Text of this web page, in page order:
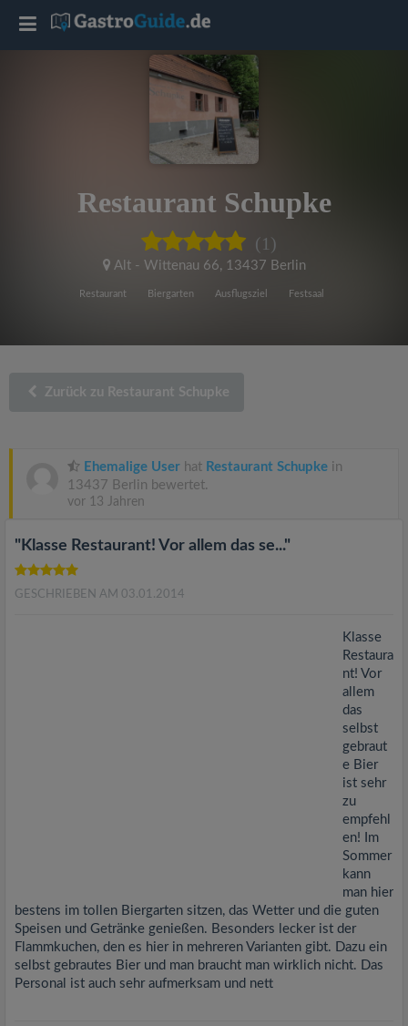
Restaurant Schupke
(1)
Alt - Wittenau 66, 13437 Berlin
Restaurant Biergarten Ausflugsziel Festsaal
Zurück zu Restaurant Schupke
Ehemalige User hat Restaurant Schupke in
13437 Berlin bewertet.
vor 13 Jahren
"Klasse Restaurant! Vor allem das se..."
GESCHRIEBEN AM 03.01.2014
Klasse
Restaura
nt! Vor
allem
das
selbst
gebraut
e Bier
ist sehr
zu
empfehl
en! Im
Sommer
kann
man hier
bestens im tollen Biergarten sitzen, das Wetter und die guten
Speisen und Getränke genießen. Besonders lecker ist der
Flammkuchen, den es hier in mehreren Varianten gibt. Dazu ein
selbst gebrautes Bier und man braucht man wirklich nicht. Das
Personal ist auch sehr aufmerksam und nett
T
a
t